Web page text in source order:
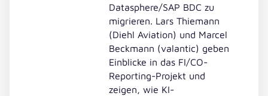
Datasphere/SAP BDC zu
migrieren. Lars Thiemann
(Diehl Aviation) und Marcel
Beckmann (valantic) geben
Einblicke in das FI/CO-
Reporting-Projekt und
zeigen, wie KI-